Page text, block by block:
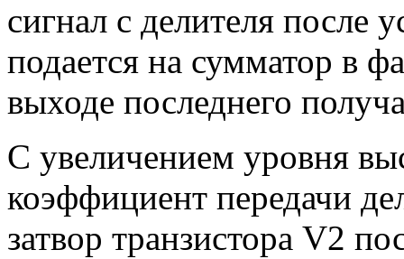
сигнал с делителя после
подается на сумматор в
выходе последнего
С увеличением уровня
коэффициент передачи
затвор транзистора V2